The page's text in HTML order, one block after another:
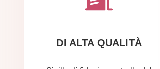
DI ALTA QUALITÀ